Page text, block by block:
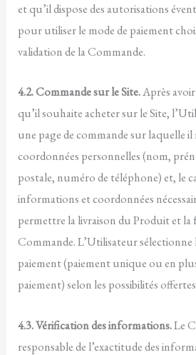
et qu’il dispose des autorisations
pour utiliser le mode de paiement
validation de la Commande.
4.2. Commande sur le Site.Après
qu’il souhaite acheter sur le Site,
une page de commande sur laquelle il
coordonnées personnelles (nom,
postale, numéro de téléphone) et, le
informations et coordonnées
permettre la livraison du Produit et la
Commande. L’Utilisateur sélectionne
paiement (paiement unique ou en
paiement) selon les possibilités
4.3. Vérification des informations.Le
responsable de l’exactitude des